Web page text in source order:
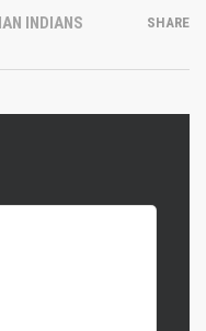
INDIANS SHARE